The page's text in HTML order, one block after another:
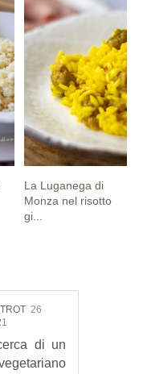
La Luganega di
Monza nel risotto
gi...
26
di un